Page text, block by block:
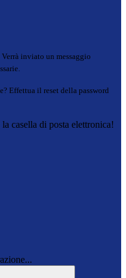
Verrà inviato un messaggio
Effettua il reset della password
casella di posta elettronica!